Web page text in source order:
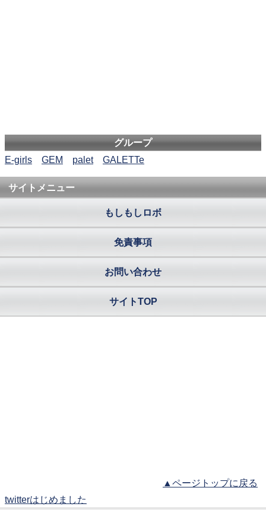
グループ
E-girls
GEM palet GALETTe
サイトメニュー
もしもしロボ
免責事項
お問い合わせ
サイトTOP
▲ページトップに戻る
twitterはじめました